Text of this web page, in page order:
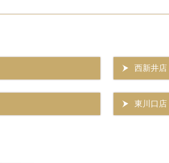
西新井店
東川口店